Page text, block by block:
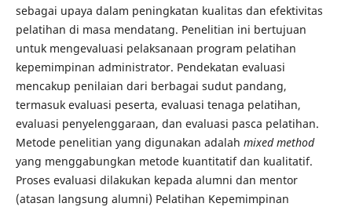
sebagai upaya dalam peningkatan kualitas dan efektivitas
pelatihan di masa mendatang. Penelitian ini bertujuan
untuk mengevaluasi pelaksanaan program pelatihan
kepemimpinan administrator. Pendekatan evaluasi
mencakup penilaian dari berbagai sudut pandang,
termasuk evaluasi peserta, evaluasi tenaga pelatihan,
evaluasi penyelenggaraan, dan evaluasi pasca pelatihan.
Metode penelitian yang digunakan adalah mixed method
yang menggabungkan metode kuantitatif dan kualitatif.
Proses evaluasi dilakukan kepada alumni dan mentor
(atasan langsung alumni) Pelatihan Kepemimpinan